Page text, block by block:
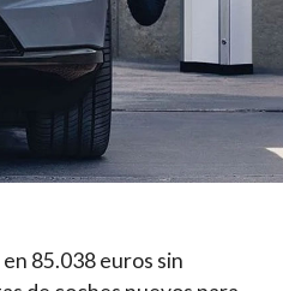
85.038 euros sin